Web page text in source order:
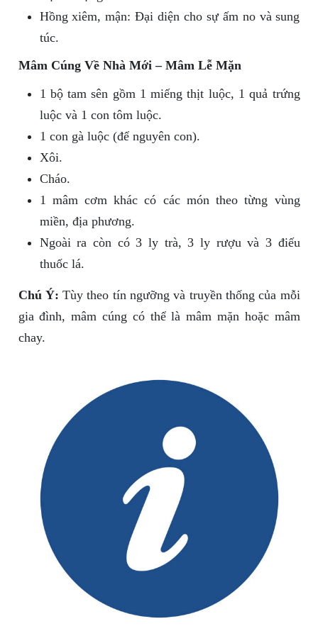
Hồng xiêm, mận: Đại diện cho sự ấm no và sung
túc.
Mâm Cúng Về Nhà Mới – Mâm Lễ Mặn
1 bộ tam sên gồm 1 miếng thịt luộc, 1 quả trứng
luộc và 1 con tôm luộc.
1 con gà luộc (để nguyên con).
Xôi.
Cháo.
1 mâm cơm khác có các món theo từng vùng
miền, địa phương.
Ngoài ra còn có 3 ly trà, 3 ly rượu và 3 điếu
thuốc lá.
Chú Ý: Tùy theo tín ngưỡng và truyền thống của mỗi
gia đình, mâm cúng có thể là mâm mặn hoặc mâm
chay.